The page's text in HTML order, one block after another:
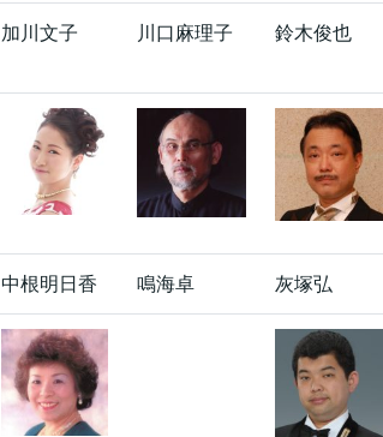
加川文子 川口麻理子 鈴木俊也
中根明日香 鳴海卓 灰塚弘